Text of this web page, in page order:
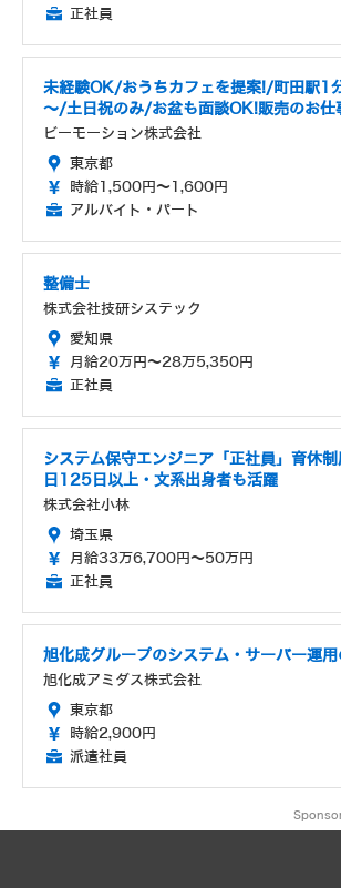
正社員
未経験OK/おうちカフェを提案!/町田駅1
～/土日祝のみ/お盆も面談OK!販売のお仕
ビーモーション株式会社
東京都
時給1,500円～1,600円
アルバイト・パート
整備士
株式会社技研システック
愛知県
月給20万円～28万5,350円
正社員
システム保守エンジニア「正社員」育休
日125日以上・文系出身者も活躍
株式会社小林
埼玉県
月給33万6,700円～50万円
正社員
旭化成グループのシステム・サーバー運
旭化成アミダス株式会社
東京都
時給2,900円
派遣社員